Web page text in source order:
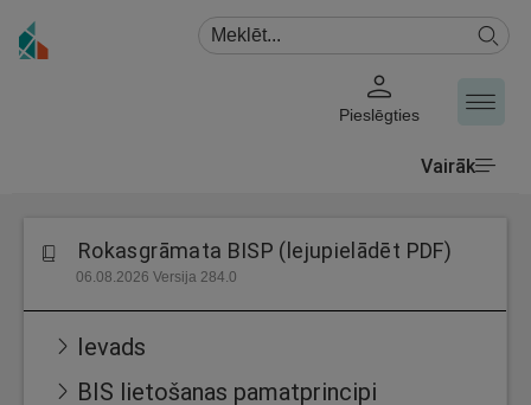
Pieslēgties
Vairāk
Rokasgrāmata BISP (lejupielādēt PDF)
06.08.2026 Versija 284.0
Ievads
BIS lietošanas pamatprincipi